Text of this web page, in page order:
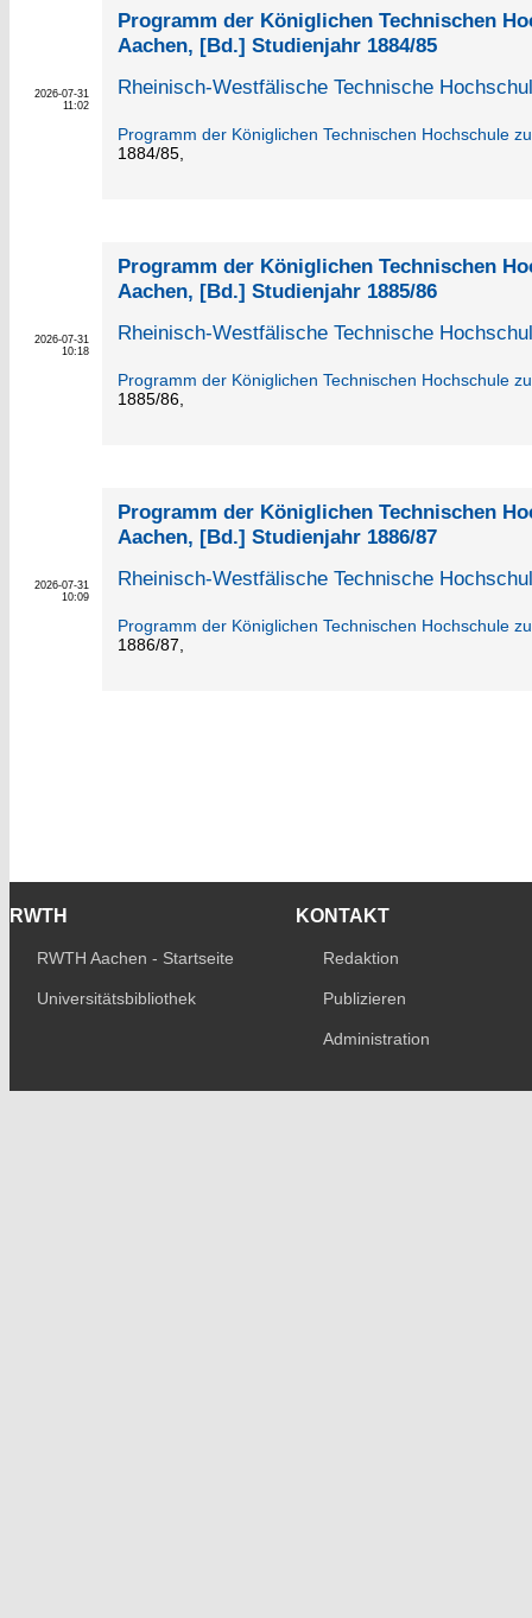
2026-07-31
11:02
Programm der Königlichen Technischen
Aachen, [Bd.] Studienjahr 1884/85
Rheinisch-Westfälische Technische
Programm der Königlichen Technischen Hochschule
1884/85,
2026-07-31
10:18
Programm der Königlichen Technischen
Aachen, [Bd.] Studienjahr 1885/86
Rheinisch-Westfälische Technische
Programm der Königlichen Technischen Hochschule
1885/86,
2026-07-31
10:09
Programm der Königlichen Technischen
Aachen, [Bd.] Studienjahr 1886/87
Rheinisch-Westfälische Technische
Programm der Königlichen Technischen Hochschule
1886/87,
RWTH
RWTH Aachen - Startseite
Universitätsbibliothek
KONTAKT
Redaktion
Publizieren
Administration